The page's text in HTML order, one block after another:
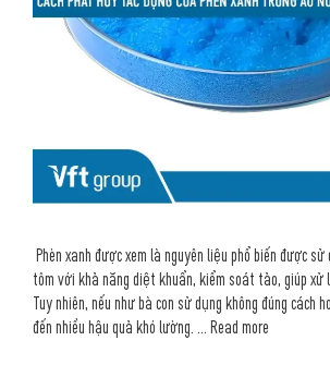
Phèn xanh được xem là nguyên liệu phổ biến được
tôm với khả năng diệt khuẩn, kiểm soát tảo, giúp xử
Tuy nhiên, nếu như bà con sử dụng không đúng cách
đến nhiều hậu quả khó lường. … Read more